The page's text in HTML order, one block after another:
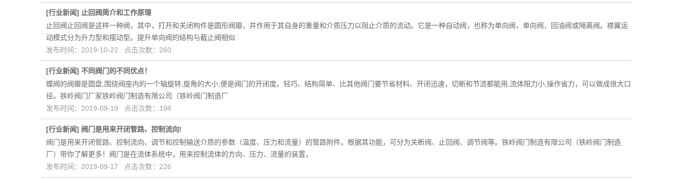
[行业新闻] 止回阀​简介和工作原理
止回阀止回阀是这样一种阀，其中，打开和关闭构件是圆形阀瓣，并作用于其自身的重量和介质压力以阻止介质的流动。它是一种自动阀，也称为单向阀，单向阀，回油阀或隔离阀。襟翼运
动模式分为升力型和摆动型。提升单向阀的结构与截止阀相似
发布时间：2019-10-22 点击次数：260
[行业新闻] 不同阀门的不同优点！
蝶阀的阀瓣是圆盘,围绕阀座内的一个轴旋转,旋角的大小,便是阀门的开闭度。轻巧、结构简单、比其他阀门要节省材料、开闭迅速，切断和节流都能用,流体阻力小,操作省力，可以做成很大口
径。铁岭阀门厂家铁岭阀门制造有限公司（铁岭阀门制造厂
发布时间：2019-09-19 点击次数：198
[行业新闻] 阀门是用来开闭管路、控制流向!
阀门是用来开闭管路、控制流向、调节和控制输送介质的参数（温度、压力和流量）的管路附件。根据其功能，可分为关断阀、止回阀、调节阀等。铁岭阀门制造有限公司（铁岭阀门制造
厂）带你了解更多！阀门是在流体系统中，用来控制流体的方向、压力、流量的装置，
发布时间：2019-09-17 点击次数：226